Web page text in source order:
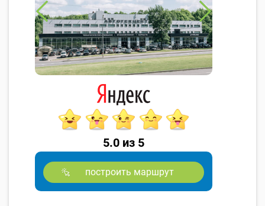
5.0 из 5
построить маршрут